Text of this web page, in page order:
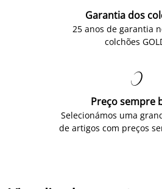
Garantia dos
25 anos de garantia
colchões

Preço sempre
Selecionámos uma
de artigos com preços